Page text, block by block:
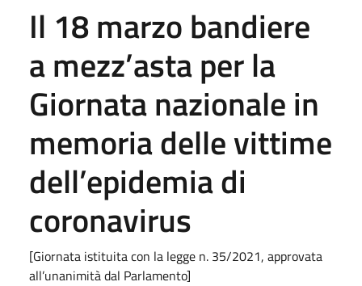
Il 18 marzo bandiere
a mezz’asta per la
Giornata nazionale in
memoria delle vittime
dell’epidemia di
coronavirus
[Giornata istituita con la legge n. 35/2021, approvata
all’unanimità dal Parlamento]